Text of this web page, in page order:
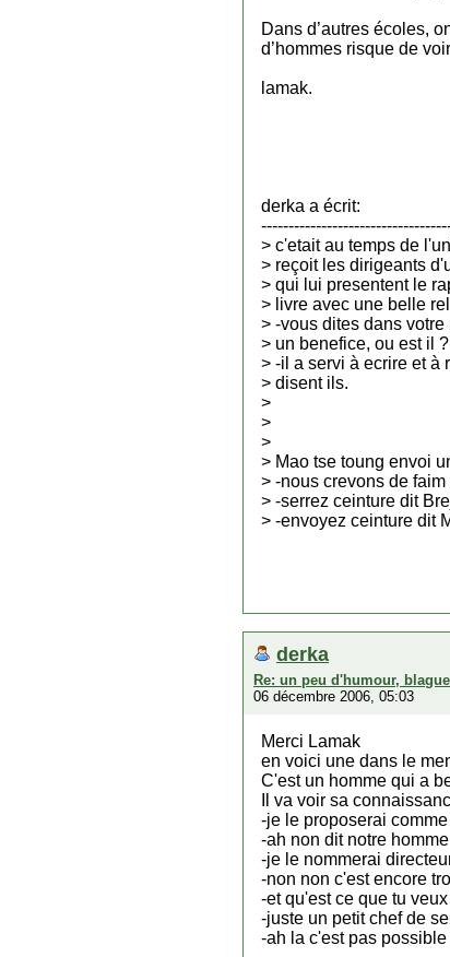
Dans d’autres écoles,
d’hommes risque de
lamak.
derka a écrit:
> c'etait au temps de
> reçoit les dirigeants
> qui lui presentent le
> livre avec une belle
> -vous dites dans
> un benefice, ou est il
> -il a servi à ecrire et à
> disent ils.
>
>
>
> Mao tse toung envoi
> -nous crevons de
> -serrez ceinture dit
> -envoyez ceinture dit
derka
Re: un peu d'humour,
06 décembre 2006, 05:03
Merci Lamak
en voici une dans le
C'est un homme qui a
Il va voir sa
-je le proposerai
-ah non dit notre
-je le nommerai
-non non c'est encore
-et qu'est ce que tu
-juste un petit chef de
-ah la c'est pas